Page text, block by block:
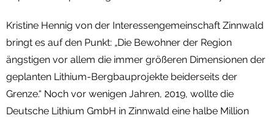
Kristine Hennig von der Interessengemeinschaft Zinnwald
bringt es auf den Punkt: „Die Bewohner der Region
ängstigen vor allem die immer größeren Dimensionen der
geplanten Lithium-Bergbauprojekte beiderseits der
Grenze.“ Noch vor wenigen Jahren, 2019, wollte die
Deutsche Lithium GmbH in Zinnwald eine halbe Million